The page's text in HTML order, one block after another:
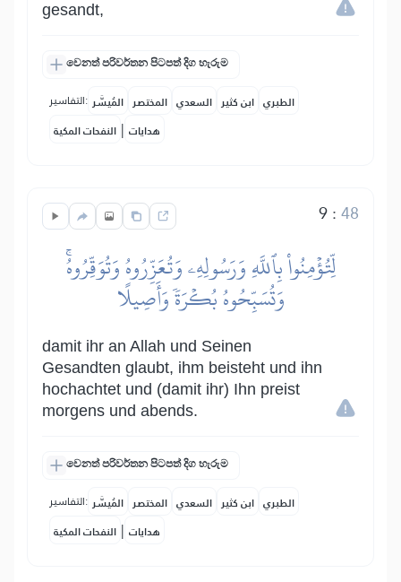
gesandt,
වෙනත් පරිවර්තන පිටපත් දිග හැරුම
التفاسير: المُيسَّر المختصر السعدي ابن كثير الطبري
النفحات المكية | هدايات
9:48
لِّتُؤۡمِنُواْ بِٱللَّهِ وَرَسُولِهِۦ وَتُعَزِّرُوهُ وَتُوَقِّرُوهُۚ
وَتُسَبِّحُوهُ بُكۡرَةٗ وَأَصِيلًا
damit ihr an Allah und Seinen
Gesandten glaubt, ihm beisteht und ihn
hochachtet und (damit ihr) Ihn preist
morgens und abends.
වෙනත් පරිවර්තන පිටපත් දිග හැරුම
التفاسير: المُيسَّر المختصر السعدي ابن كثير الطبري
النفحات المكية | هدايات